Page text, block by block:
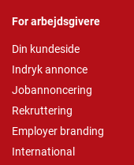
For arbejdsgivere
Din kundeside
Indryk annonce
Jobannoncering
Rekruttering
Employer branding
International